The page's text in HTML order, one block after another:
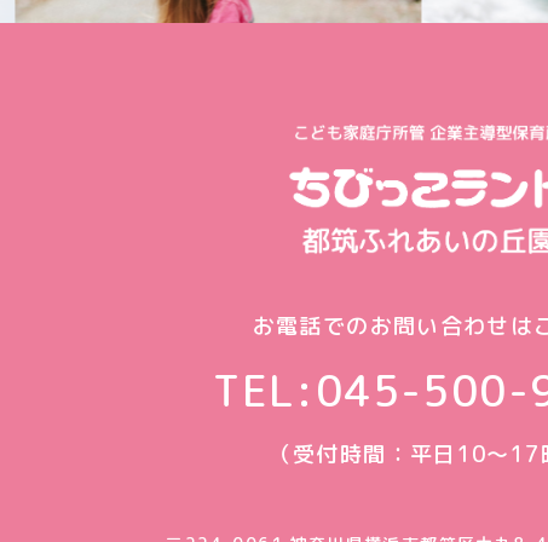
お電話でのお問い合わせは
TEL:045-500-
（受付時間：平日10〜17